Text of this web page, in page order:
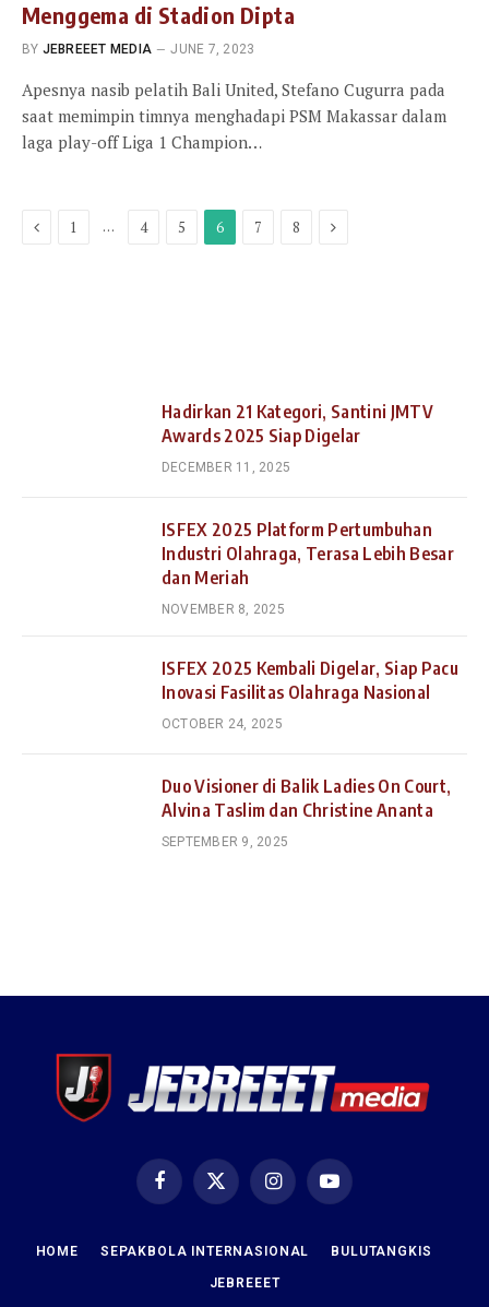
Menggema di Stadion Dipta
BY JEBREEET MEDIA JUNE 7, 2023
Apesnya nasib pelatih Bali United, Stefano Cugurra pada
saat memimpin timnya menghadapi PSM Makassar dalam
laga play-off Liga 1 Champion…
Previous
1 … 4 5 6 7 8 Next
Hadirkan 21 Kategori, Santini JMTV
Awards 2025 Siap Digelar
DECEMBER 11, 2025
ISFEX 2025 Platform Pertumbuhan
Industri Olahraga, Terasa Lebih Besar
dan Meriah
NOVEMBER 8, 2025
ISFEX 2025 Kembali Digelar, Siap Pacu
Inovasi Fasilitas Olahraga Nasional
OCTOBER 24, 2025
Duo Visioner di Balik Ladies On Court,
Alvina Taslim dan Christine Ananta
SEPTEMBER 9, 2025
FacebookX
(Twitter)
InstagramYouTube
HOME SEPAKBOLA INTERNASIONAL BULUTANGKIS
JEBREEET